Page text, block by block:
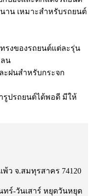
าน เหมาะสำหรับรถยนต์
รงของรถยนต์แต่ละรุ่น
น
ะฝนสำหรับกระจก
รูปรถยนต์ได้พอดี มีให้
ว จ.สมทุรสาคร 74120
ทร์-วันเสาร์ หยุดวันหยุด